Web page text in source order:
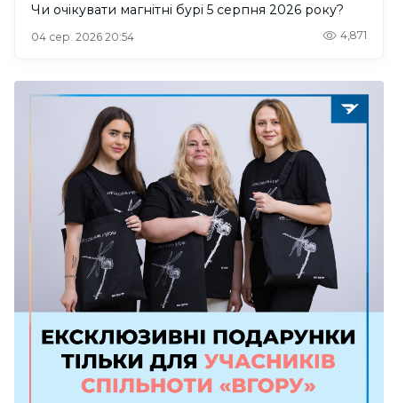
Чи очікувати магнітні бурі 5 серпня 2026 року?
04 сер. 2026 20:54 4,871